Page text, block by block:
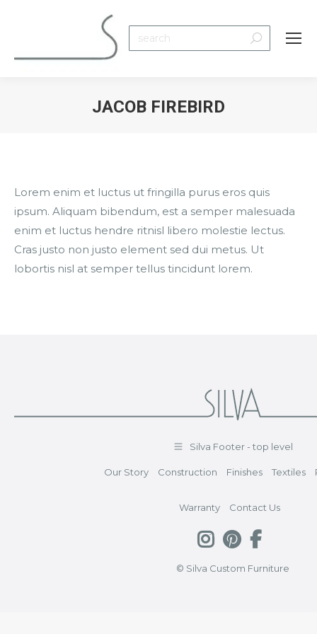
Search:
JACOB FIREBIRD
Lorem enim et luctus ut fringilla purus eros quis
ipsum. Aliquam bibendum, est a semper malesuada
enim et luctus hendre ritnisl libero molestie lectus.
Cras justo non justo element sed dui metus. Ut
lobortis nisl at semper tellus tincidunt lorem.
Silva Footer - top level
Our Story Construction Finishes Textiles
Warranty Contact Us
© Silva Custom Furniture